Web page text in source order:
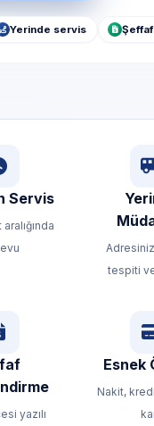
Yerinde servis
Servis
tespiti
yazılı
Esnek
Nakit,